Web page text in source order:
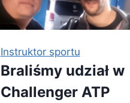
tenis
inne
Instruktor sportu
Braliśmy udział w
Challenger ATP